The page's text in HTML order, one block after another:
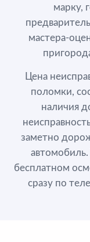
марку,
мастера-
Цена
поломки,
наличия
заметно
бесплатном
сразу по